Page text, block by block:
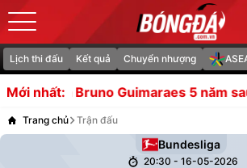
Lịch thi đấu Kết quả Chuyển nhượng
Mới nhất:
Bruno Guimaraes 5 năm sau khi từ
Trang chủ Trận đấu
Bundesliga
20:30 - 16-05-2026